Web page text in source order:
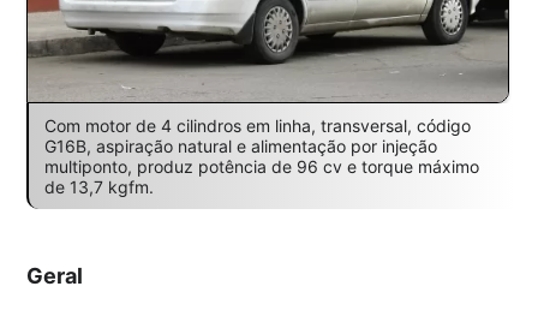
Com motor de 4 cilindros em linha, transversal, código
G16B, aspiração natural e alimentação por injeção
multiponto, produz potência de 96 cv e torque máximo
de 13,7 kgfm.
Geral